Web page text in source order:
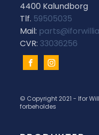
4400 Kalundborg
Tlf. 59505035
Mail:
CVR: 33036256
© Copyright 2021 - Ifor
forbeholdes